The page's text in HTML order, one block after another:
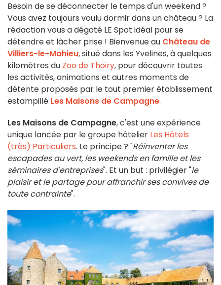
Besoin de se déconnecter le temps d'un weekend ?
Vous avez toujours voulu dormir dans un château ? La
rédaction vous a dégoté LE Spot idéal pour se
détendre et lâcher prise ! Bienvenue au Château de
Villiers-le-Mahieu, situé dans les Yvelines, à quelques
kilomètres du Zoo de Thoiry, pour découvrir toutes
les activités, animations et autres moments de
détente proposés par le tout premier établissement
estampillé Les Maisons de Campagne.
Les Maisons de Campagne, c'est une expérience
unique lancée par le groupe hôtelier Les Hôtels
(très) Particuliers. Le principe ? "Réinventer les
escapades au vert, les weekends en famille et les
séminaires d'entreprises". Et un but : privilégier "le
plaisir et le partage pour affranchir ses convives de
toute contrainte".